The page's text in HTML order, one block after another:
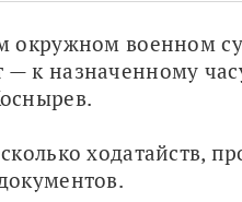
окружном военном
к назначенному
ходатайств,